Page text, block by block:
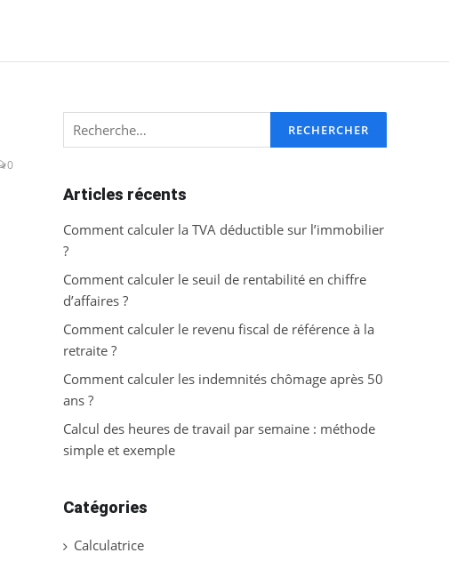
0
Rechercher :
Articles récents
Comment calculer la TVA déductible sur l’immobilier
?
Comment calculer le seuil de rentabilité en chiffre
d’affaires ?
Comment calculer le revenu fiscal de référence à la
retraite ?
Comment calculer les indemnités chômage après 50
ans ?
Calcul des heures de travail par semaine : méthode
simple et exemple
Catégories
Calculatrice